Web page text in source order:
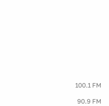
100.1 FM
90.9 FM